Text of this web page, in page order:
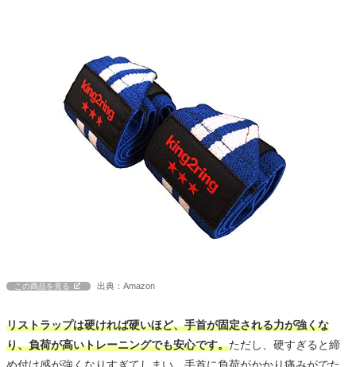
この商品を見る 出典：Amazon
リストラップは硬ければ硬いほど、手首が固定される力が強くな
り、負荷が高いトレーニングでも安心です。ただし、硬すぎると締